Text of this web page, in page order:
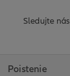
Sledujte nás
Poistenie